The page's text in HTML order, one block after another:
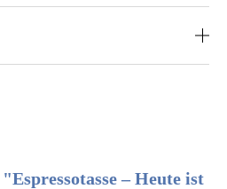
"Espressotasse – Heute ist